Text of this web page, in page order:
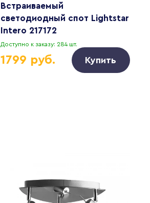
Встраиваемый
светодиодный спот Lightstar
Intero 217172
Доступно к заказу: 284 шт.
1799 руб. Купить